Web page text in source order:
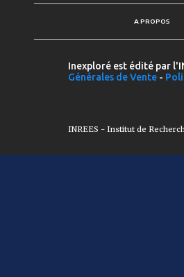
A PROPOS
Inexploré est édité par
Générales de Vente -
INREES - Institut de